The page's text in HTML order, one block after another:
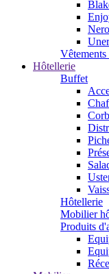
Nero
Vêtements
Hôtellerie
Buffet
Hôtellerie
Mobilier
Produits